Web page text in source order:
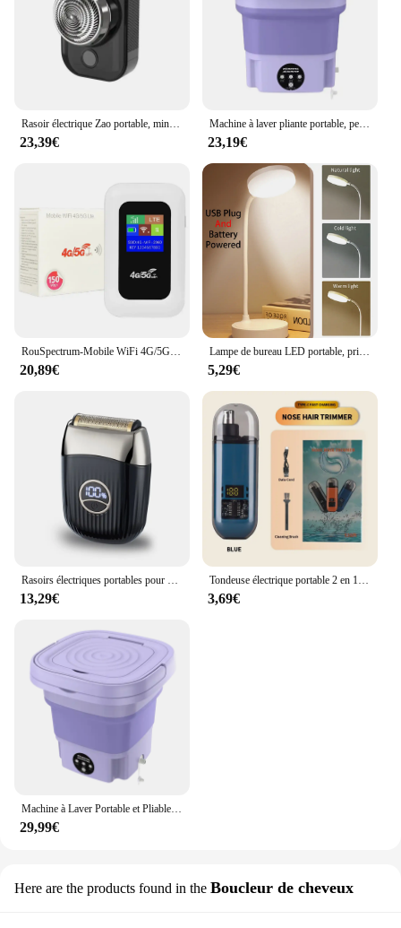
23,39€
Machine à laver pliante portable, petit lave-linge de voyage, vêtements, chaussettes, sous-vêtements, livres, 8L, E27
23,19€
RouSpectrum-Mobile WiFi 4G/5G, 150Mbps, Sans Fil, avseats Fente EpiCard, 2100mAh, Portable, Modem ATA Fi, Hotspot Poche
20,89€
Lampe de bureau LED portable, prise USB, batterie 62, lampe de table, support 3 documents, gradation continue, protection des yeux, chambre, lampe de chevet
5,29€
Rasoirs électriques portables pour hommes, rasoir à tête chauve, rasoir à tête fermée, feuille étanche, fournitures de barbier, tondeuse à barbe, cadeaux pour hommes
13,29€
Tondeuse électrique portable 2 en 1 pour les oreilles et les cheveux en antarctique, 2024 professionnelle, indolore, pour les yeux, pour les hommes
3,69€
Machine à Laver Portable et Pliable de 8l avec essorage, Sèche-linge existent de 220V avec Centrifugeuse pour Sous-vêtements et Chaussettes
29,99€
Here are the products found in the Boucleur de cheveux